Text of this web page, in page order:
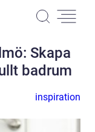
Skapa
badrum
inspiration